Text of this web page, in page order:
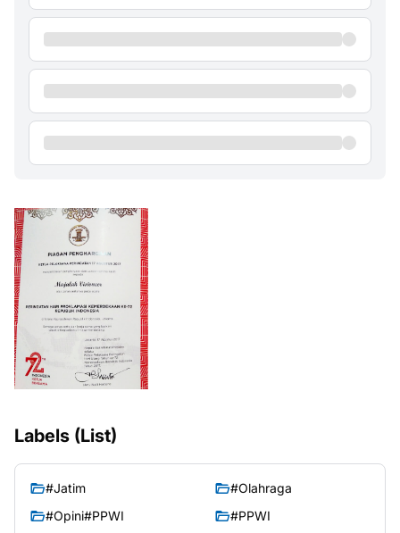
Labels (List)
#Jatim
#Olahraga
#Opini#PPWI
#PPWI